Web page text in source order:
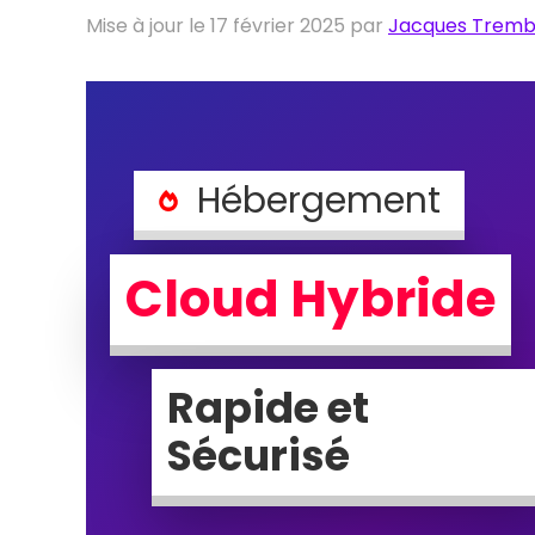
Mise à jour le 17 février 2025 par Jacques
Hébergement
Cloud Hybride
Rapide et
Sécurisé